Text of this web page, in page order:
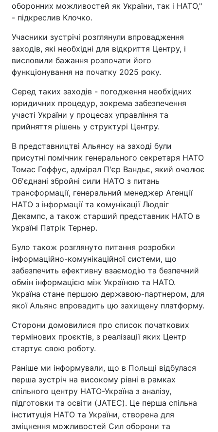
оборонних можливостей як України, так і НАТО,"
- підкреслив Клочко.
Учасники зустрічі розглянули впровадження
заходів, які необхідні для відкриття Центру, і
висловили бажання розпочати його
функціонування на початку 2025 року.
Серед таких заходів - погодження необхідних
юридичних процедур, зокрема забезпечення
участі України у процесах управління та
прийняття рішень у структурі Центру.
В представництві Альянсу на заході були
присутні помічник генерального секретаря НАТО
Томас Гоффус, адмірал П'єр Вандьє, який очолює
Об'єднані збройні сили НАТО з питань
трансформації, генеральний менеджер Агенції
НАТО з інформації та комунікації Людвіг
Декампс, а також старший представник НАТО в
Україні Патрік Тернер.
Було також розглянуто питання розробки
інформаційно-комунікаційної системи, що
забезпечить ефективну взаємодію та безпечний
обмін інформацією між Україною та НАТО.
Україна стане першою державою-партнером, для
якої Альянс впровадить цю захищену платформу.
Сторони домовилися про список початкових
термінових проєктів, з реалізації яких Центр
стартує свою роботу.
Раніше ми інформували, що в Польщі відбулася
перша зустріч на високому рівні в рамках
спільного центру НАТО-Україна з аналізу,
підготовки та освіти (JATEC). Це перша спільна
інституція НАТО та України, створена для
зміцнення можливостей Сил оборони та